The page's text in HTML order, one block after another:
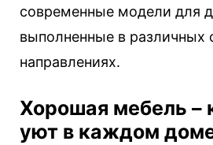
современные модели для
выполненные в различных
направлениях.
Хорошая мебель –
уют в каждом